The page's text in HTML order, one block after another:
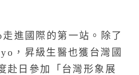
進國際的第一站。除了
，昇級生醫也獲台灣國
赴日參加「台灣形象展